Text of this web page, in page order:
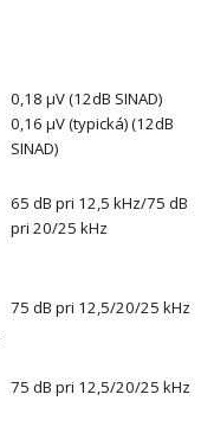
0,18 μV (12dB SINAD)
0,16 μV (typická) (12dB
SINAD)
65 dB pri 12,5 kHz/75 dB
pri 20/25 kHz
75 dB pri 12,5/20/25 kHz
75 dB pri 12,5/20/25 kHz